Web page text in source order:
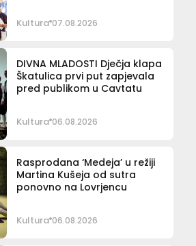
Kultura 07.08.2026
DIVNA MLADOSTI Dječja klapa
Škatulica prvi put zapjevala
pred publikom u Cavtatu
Kultura 06.08.2026
Rasprodana ‘Medeja’ u režiji
Martina Kušeja od sutra
ponovno na Lovrjencu
Kultura 06.08.2026